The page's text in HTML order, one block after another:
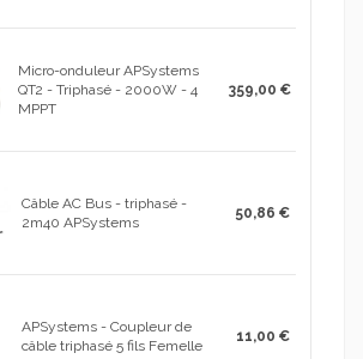
Micro-onduleur APSystems
QT2 - Triphasé - 2000W - 4
MPPT
359,00 €
Câble AC Bus - triphasé -
2m40 APSystems
50,86 €
APSystems - Coupleur de
câble triphasé 5 fils Femelle
11,00 €